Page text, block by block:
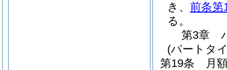
き、 前条第
る。
第3章
(パートタ
第19条
月